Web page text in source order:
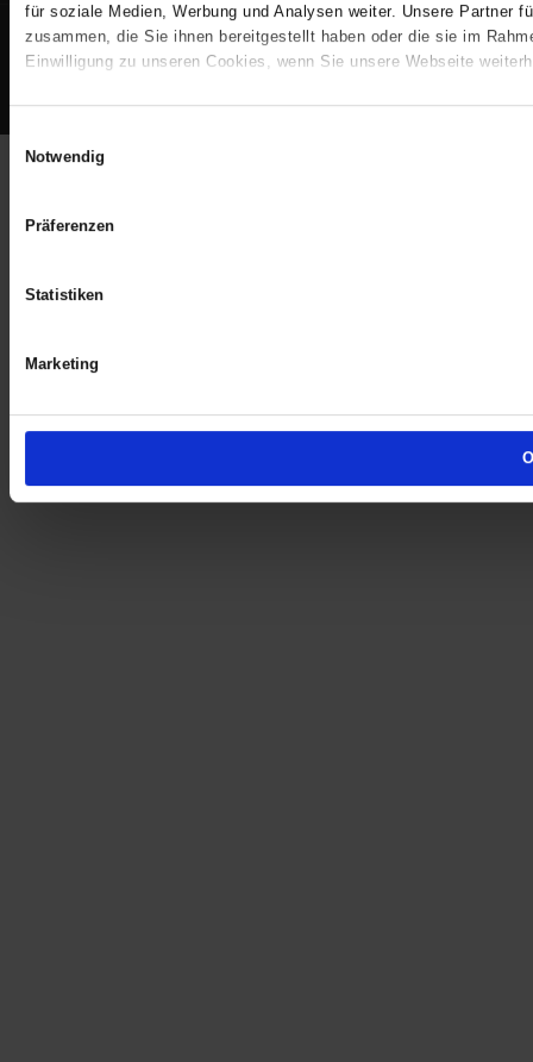
für soziale Medien, Werbung und Analysen weiter. Unsere Partner
zusammen, die Sie ihnen bereitgestellt haben oder die sie im
Einwilligung zu unseren Cookies, wenn Sie unsere Webseite
Einwilligungsauswahl
Notwendig
Präferenzen
Statistiken
Marketing
Datenschutzerklärung Impressum